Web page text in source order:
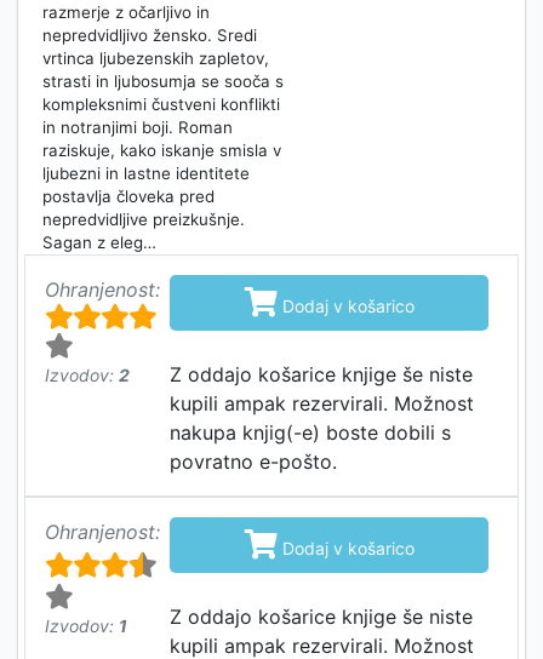
razmerje z očarljivo in
nepredvidljivo žensko. Sredi
vrtinca ljubezenskih zapletov,
strasti in ljubosumja se sooča s
kompleksnimi čustveni konflikti
in notranjimi boji. Roman
raziskuje, kako iskanje smisla v
ljubezni in lastne identitete
postavlja človeka pred
nepredvidljive preizkušnje.
Sagan z eleg…
Ohranjenost:
Izvodov: 2
 Dodaj v košarico
Z oddajo košarice knjige še niste
kupili ampak rezervirali. Možnost
nakupa knjig(-e) boste dobili s
povratno e-pošto.
Ohranjenost:
Izvodov: 1
 Dodaj v košarico
Z oddajo košarice knjige še niste
kupili ampak rezervirali. Možnost